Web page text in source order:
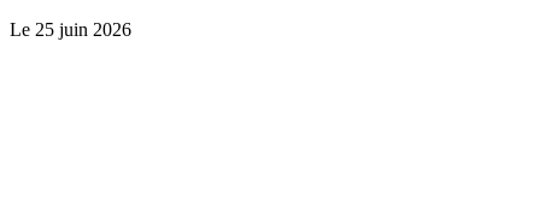
Le 25 juin 2026